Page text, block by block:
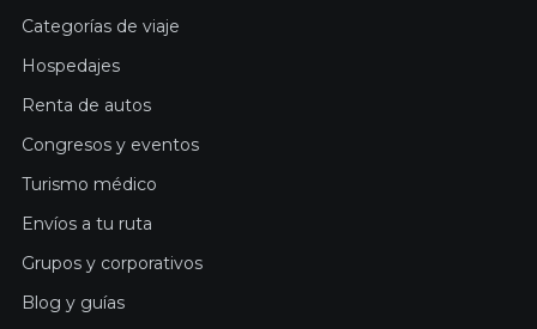
Categorías de viaje
Hospedajes
Renta de autos
Congresos y eventos
Turismo médico
Envíos a tu ruta
Grupos y corporativos
Blog y guías